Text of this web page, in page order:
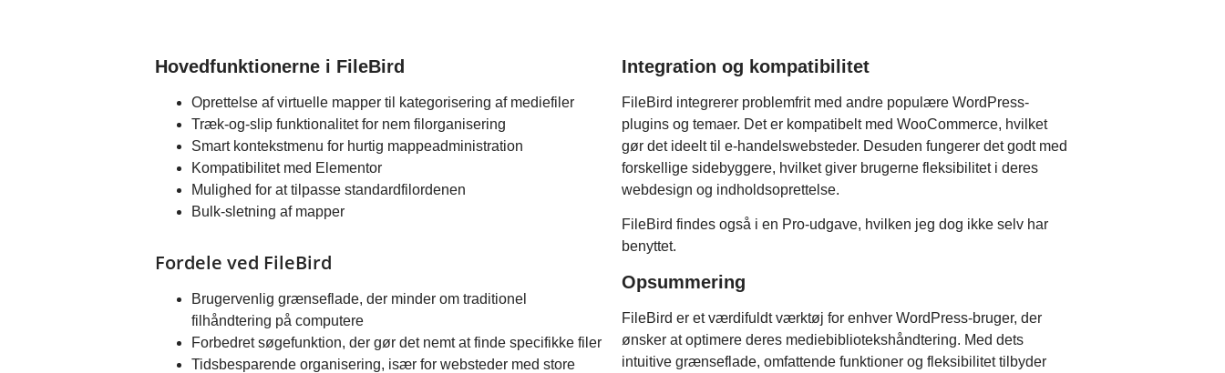
Hovedfunktionerne i FileBird
Oprettelse af virtuelle mapper til kategorisering af mediefiler
Træk-og-slip funktionalitet for nem filorganisering
Smart kontekstmenu for hurtig mappeadministration
Kompatibilitet med Elementor
Mulighed for at tilpasse standardfilordenen
Bulk-sletning af mapper
Fordele ved FileBird
Brugervenlig grænseflade, der minder om traditionel
filhåndtering på computere
Forbedret søgefunktion, der gør det nemt at finde specifikke filer
Tidsbesparende organisering, især for websteder med store
Integration og kompatibilitet
FileBird integrerer problemfrit med andre populære WordPress-
plugins og temaer. Det er kompatibelt med WooCommerce, hvilket
gør det ideelt til e-handelswebsteder. Desuden fungerer det godt med
forskellige sidebyggere, hvilket giver brugerne fleksibilitet i deres
webdesign og indholdsoprettelse.
FileBird findes også i en Pro-udgave, hvilken jeg dog ikke selv har
benyttet.
Opsummering
FileBird er et værdifuldt værktøj for enhver WordPress-bruger, der
ønsker at optimere deres mediebibliotekshåndtering. Med dets
intuitive grænseflade, omfattende funktioner og fleksibilitet tilbyder